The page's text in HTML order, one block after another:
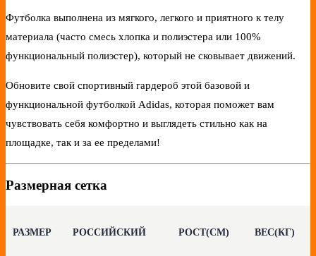
Футболка выполнена из мягкого, легкого и приятного к телу
материала (часто смесь хлопка и полиэстера или 100%
функциональный полиэстер), который не сковывает движений.
Обновите свой спортивный гардероб этой базовой и
функциональной футболкой Adidas, которая поможет вам
чувствовать себя комфортно и выглядеть стильно как на
площадке, так и за ее пределами!
Размерная сетка
РАЗМЕР РОССИЙСКИЙ РОСТ(СМ) ВЕС(КГ)